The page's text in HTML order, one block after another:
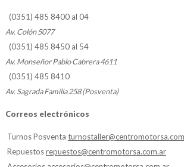
(0351) 485 8400 al 04
Av. Colón 5077
(0351) 485 8450 al 54
Av. Monseñor Pablo Cabrera 4611
(0351) 485 8410
Av. Sagrada Familia 258 (Posventa)
Correos electrónicos
Turnos Posventa
Repuestosrepuestos@centromotorsa.com.ar